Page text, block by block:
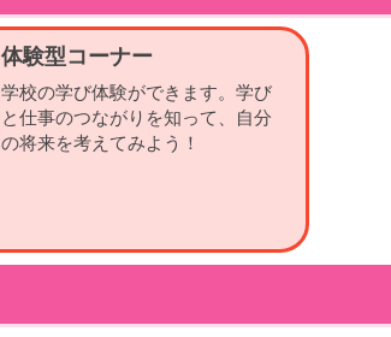
体験型コーナー
学校の学び体験ができます。学び
と仕事のつながりを知って、自分
の将来を考えてみよう！